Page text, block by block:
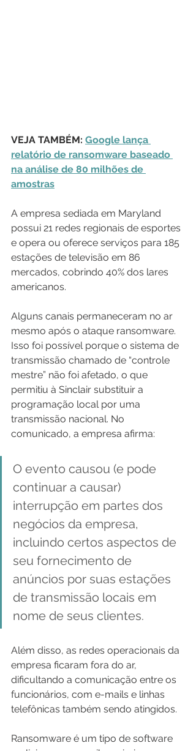
VEJA TAMBÉM: Google lança
relatório de ransomware baseado
na análise de 80 milhões de
amostras
A empresa sediada em Maryland
possui 21 redes regionais de esportes
e opera ou oferece serviços para 185
estações de televisão em 86
mercados, cobrindo 40% dos lares
americanos.
Alguns canais permaneceram no ar
mesmo após o ataque ransomware.
Isso foi possível porque o sistema de
transmissão chamado de “controle
mestre” não foi afetado, o que
permitiu à Sinclair substituir a
programação local por uma
transmissão nacional. No
comunicado, a empresa afirma:
O evento causou (e pode
continuar a causar)
interrupção em partes dos
negócios da empresa,
incluindo certos aspectos de
seu fornecimento de
anúncios por suas estações
de transmissão locais em
nome de seus clientes.
Além disso, as redes operacionais da
empresa ficaram fora do ar,
dificultando a comunicação entre os
funcionários, com e-mails e linhas
telefônicas também sendo atingidos.
Ransomware é um tipo de software